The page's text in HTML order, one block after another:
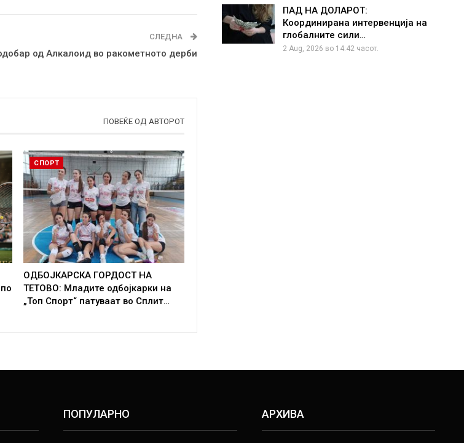
СЛЕДНА
од Алкалоид во ракометното дерби
ПОВЕЌЕ ОД АВТОРОТ
СПОРТ
ОДБОЈКАРСКА ГОРДОСТ НА
ТЕТОВО: Младите одбојкарки на
„Топ Спорт“ патуваат во Сплит…
ПАД НА ДОЛАРОТ:
Координирана интервенција на
глобалните сили…
2 Aug, 2026 во 14:42 часот.
ПОПУЛАРНО АРХИВА